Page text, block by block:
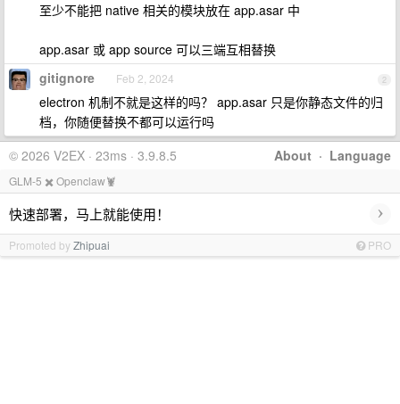
至少不能把 native 相关的模块放在 app.asar 中
app.asar 或 app source 可以三端互相替换
2
gitignore Feb 2, 2024
electron 机制不就是这样的吗？ app.asar 只是你静态文件的归
档，你随便替换不都可以运行吗
About · Language
© 2026 V2EX · 23ms · 3.9.8.5
GLM-5 ✖️ Openclaw🦞
快速部署，马上就能使用！ ›
Promoted byZhipuai PRO